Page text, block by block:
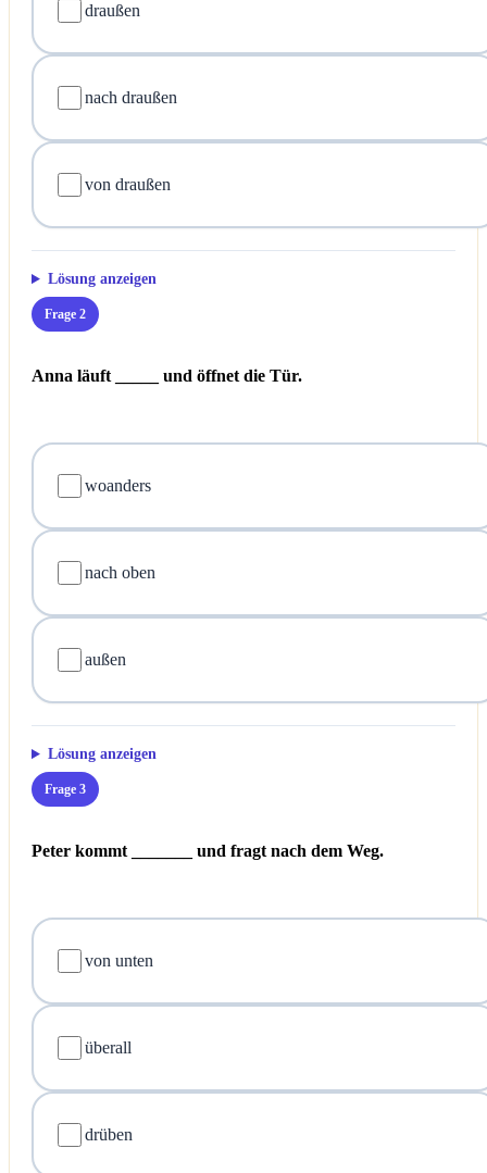
draußen
nach draußen
von draußen
Lösung anzeigen
Frage 2
Anna läuft _____ und öffnet die Tür.
woanders
nach oben
außen
Lösung anzeigen
Frage 3
Peter kommt _______ und fragt nach dem Weg.
von unten
überall
drüben